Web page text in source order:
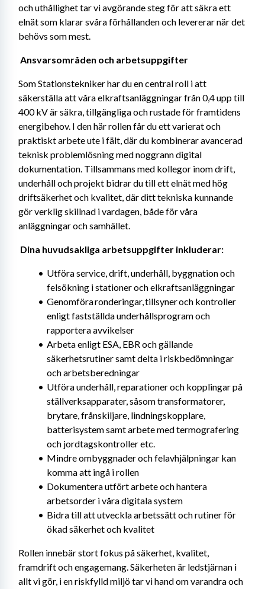
och uthållighet tar vi avgörande steg för att säkra ett
elnät som klarar svåra förhållanden och levererar när det
behövs som mest.
Ansvarsområden och arbetsuppgifter
Som Stationstekniker har du en central roll i att
säkerställa att våra elkraftsanläggningar från 0,4 upp till
400 kV är säkra, tillgängliga och rustade för framtidens
energibehov. I den här rollen får du ett varierat och
praktiskt arbete ute i fält, där du kombinerar avancerad
teknisk problemlösning med noggrann digital
dokumentation. Tillsammans med kollegor inom drift,
underhåll och projekt bidrar du till ett elnät med hög
driftsäkerhet och kvalitet, där ditt tekniska kunnande
gör verklig skillnad i vardagen, både för våra
anläggningar och samhället.
Dina huvudsakliga arbetsuppgifter inkluderar:
Utföra service, drift, underhåll, byggnation och
felsökning i stationer och elkraftsanläggningar
Genomföra ronderingar, tillsyner och kontroller
enligt fastställda underhållsprogram och
rapportera avvikelser
Arbeta enligt ESA, EBR och gällande
säkerhetsrutiner samt delta i riskbedömningar
och arbetsberedningar
Utföra underhåll, reparationer och kopplingar på
ställverksapparater, såsom transformatorer,
brytare, frånskiljare, lindningskopplare,
batterisystem samt arbete med termografering
och jordtagskontroller etc.
Mindre ombyggnader och felavhjälpningar kan
komma att ingå i rollen
Dokumentera utfört arbete och hantera
arbetsorder i våra digitala system
Bidra till att utveckla arbetssätt och rutiner för
ökad säkerhet och kvalitet
Rollen innebär stort fokus på säkerhet, kvalitet,
framdrift och engagemang. Säkerheten är ledstjärnan i
allt vi gör, i en riskfylld miljö tar vi hand om varandra och